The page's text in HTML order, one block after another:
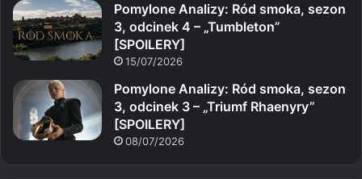
Pomylone Analizy: Ród smoka, sezon
3, odcinek 4 – „Tumbleton”
[SPOILERY]
15/07/2026
Pomylone Analizy: Ród smoka, sezon
3, odcinek 3 – „Triumf Rhaenyry”
[SPOILERY]
08/07/2026